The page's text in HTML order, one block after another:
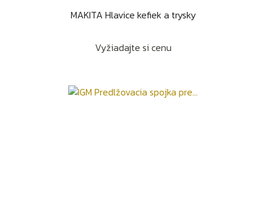
MAKITA Hlavice kefiek a trysky
Vyžiadajte si cenu